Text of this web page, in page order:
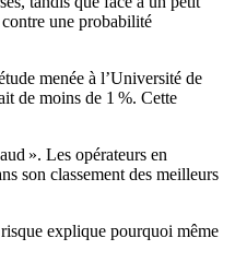
une probabilité
menée à l’Université de
de moins de 1 %. Cette
». Les opérateurs en
son classement des meilleurs
explique pourquoi même